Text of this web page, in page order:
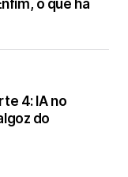
o que há
4: IA no
do